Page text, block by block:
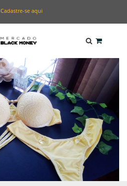
Cadastre-se aqui